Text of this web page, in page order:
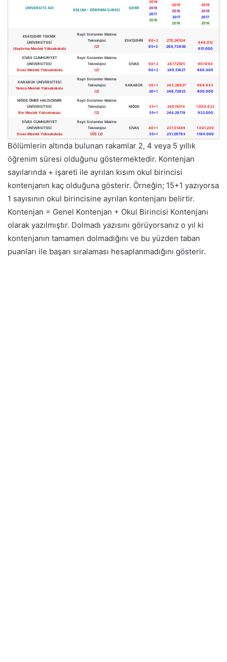
ÜNİVERSİTE ADI BÖLÜM – ÖĞRENİM SÜRESİ ŞEHİR
2019
2018
2017
2016
2019
2018
2017
2016
2019
2018
2017
2016
ESKİŞEHİR TEKNİK
ÜNİVERSİTESİ
Ulaştırma Meslek Yüksekokulu
Raylı Sistemler Makine
Teknolojisi
(2)
ESKİŞEHİR
60+2
65+2
270,26524
268,73856
649.012
651.000
SİVAS CUMHURİYET
ÜNİVERSİTESİ
Sivas Meslek Yüksekokulu
Raylı Sistemler Makine
Teknolojisi
(2)
SİVAS
60+2
60+2
247,72505
249,51827
907.694
866.000
KARABÜK ÜNİVERSİTESİ
Yenice Meslek Yüksekokulu
Raylı Sistemler Makine
Teknolojisi
(2)
KARABÜK
30+1
20+1
243,28627
246,72822
964.643
900.000
NİĞDE ÖMER HALİSDEMİR
ÜNİVERSİTESİ
Bor Meslek Yüksekokulu
Raylı Sistemler Makine
Teknolojisi
(2)
NİĞDE
35+1
35+1
240,15574
244,28719
1.004.832
932.000
SİVAS CUMHURİYET
ÜNİVERSİTESİ
Sivas Meslek Yüksekokulu
Raylı Sistemler Makine
Teknolojisi
(İÖ) (2)
SİVAS
40+1
35+1
237,31489
231,59783
1.041.230
1.104.000
Bölümlerin altında bulunan rakamlar 2, 4 veya 5 yıllık
öğrenim süresi olduğunu göstermektedir. Kontenjan
sayılarında + işareti ile ayrılan kısım okul birincisi
kontenjanın kaç olduğuna gösterir. Örneğin; 15+1 yazıyorsa
1 sayısının okul birincisine ayrılan kontenjanı belirtir.
Kontenjan = Genel Kontenjan + Okul Birincisi Kontenjanı
olarak yazılmıştır. Dolmadı yazısını görüyorsanız o yıl ki
kontenjanın tamamen dolmadığını ve bu yüzden taban
puanları ile başarı sıralaması hesaplanmadığını gösterir.